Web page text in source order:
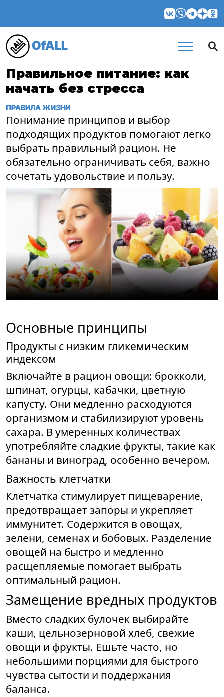
OfALL
Правильное питание: как
начать без стресса
ПРАВИЛА ЖИЗНИ
Понимание принципов и выбор
подходящих продуктов помогают легко
выбрать правильный рацион. Не
обязательно ограничивать себя, важно
сочетать удовольствие и пользу.
Основные принципы
Продукты с низким гликемическим
индексом
Включайте в рацион овощи: брокколи,
шпинат, огурцы, кабачки, цветную
капусту. Они медленно расходуются
организмом и стабилизируют уровень
сахара. В умеренных количествах
употребляйте сладкие фрукты, такие как
бананы и виноград, особенно вечером.
Важность клетчатки
Клетчатка стимулирует пищеварение,
предотвращает запоры и укрепляет
иммунитет. Содержится в овощах,
зелени, семенах и бобовых. Разделение
овощей на быстро и медленно
расщепляемые помогает выбрать
оптимальный рацион.
Замещение вредных продуктов
Вместо сладких булочек выбирайте
каши, цельнозерновой хлеб, свежие
овощи и фрукты. Ешьте часто, но
небольшими порциями для быстрого
чувства сытости и поддержания
баланса.